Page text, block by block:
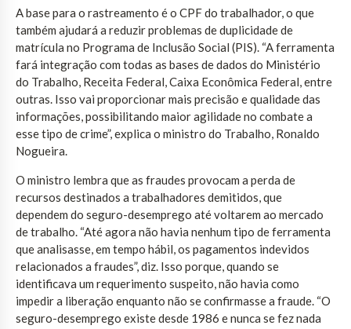
A base para o rastreamento é o CPF do trabalhador, o que
também ajudará a reduzir problemas de duplicidade de
matrícula no Programa de Inclusão Social (PIS). “A ferramenta
fará integração com todas as bases de dados do Ministério
do Trabalho, Receita Federal, Caixa Econômica Federal, entre
outras. Isso vai proporcionar mais precisão e qualidade das
informações, possibilitando maior agilidade no combate a
esse tipo de crime”, explica o ministro do Trabalho, Ronaldo
Nogueira.
O ministro lembra que as fraudes provocam a perda de
recursos destinados a trabalhadores demitidos, que
dependem do seguro-desemprego até voltarem ao mercado
de trabalho. “Até agora não havia nenhum tipo de ferramenta
que analisasse, em tempo hábil, os pagamentos indevidos
relacionados a fraudes”, diz. Isso porque, quando se
identificava um requerimento suspeito, não havia como
impedir a liberação enquanto não se confirmasse a fraude. “O
seguro-desemprego existe desde 1986 e nunca se fez nada